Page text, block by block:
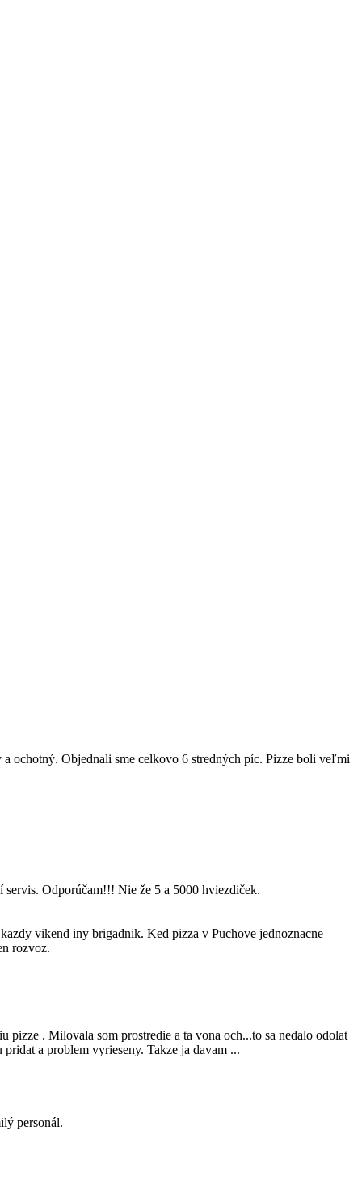
ochotný. Objednali sme celkovo 6 stredných píc. Pizze boli veľmi
Odporúčam!!! Nie že 5 a 5000 hviezdiček.
vikend iny brigadnik. Ked pizza v Puchove jednoznacne
rozvoz.
. Milovala som prostredie a ta vona och...to sa nedalo odolat
a problem vyrieseny. Takze ja davam ...
personál.